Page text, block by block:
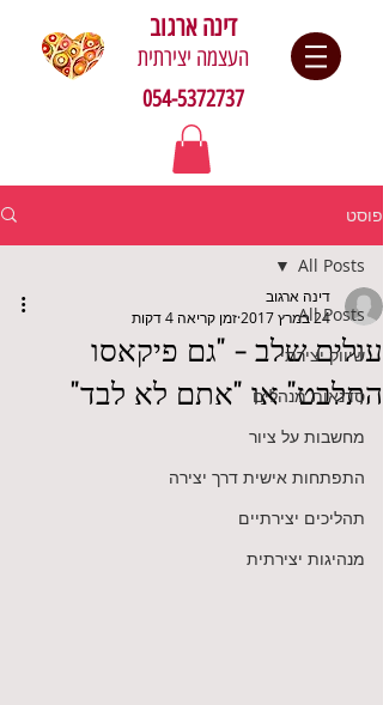
דינה ארגוב
העצמה יצירתית
054-5372737
פוסט
All Posts
שיווק יצירתי
סדנאות מנהלים
מחשבות על ציור
התפתחות אישית דרך יצירה
תהליכים יצירתיים
מנהיגות יצירתית
All Posts
עולים שלב - "גם פיקאסו
התלבט" או "אתם לא לבד"
דינה ארגוב
24 במרץ 2017
זמן קריאה 4 דקות